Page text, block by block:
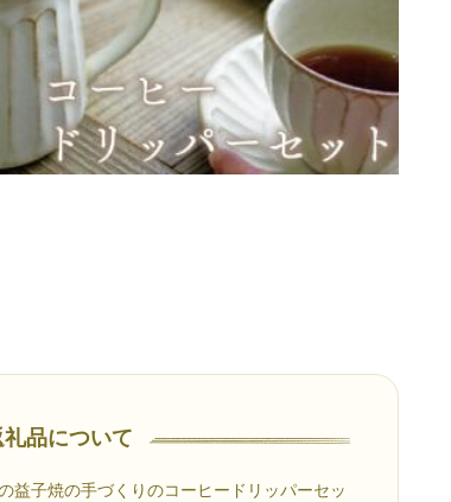
礼品について
益子焼の手づくりのコーヒードリッパーセッ